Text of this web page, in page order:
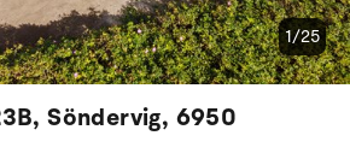
Söndervig, 6950
1/25